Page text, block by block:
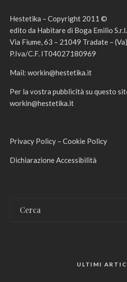
Hestetika – Copyright 2011 ©
edito da Habitare di Boga Emilio S.r.l.
Via Fiume, 63 – 21049 Tradate – (Va)
P.Iva/C.F. IT04027180969
Mail: workin@hestetika.it
Per la vostra pubblicità su questo
workin@hestetika.it
Privacy Policy – Cookie Policy
Dichiarazione Accessibilità
ULTIMI